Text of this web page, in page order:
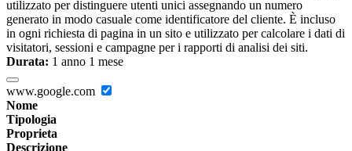
utilizzato per distinguere utenti unici assegnando un numero
generato in modo casuale come identificatore del cliente. È incluso
in ogni richiesta di pagina in un sito e utilizzato per calcolare i dati di
visitatori, sessioni e campagne per i rapporti di analisi dei siti.
Durata: 1 anno 1 mese
www.google.com
Nome
Tipologia
Proprieta
Descrizione